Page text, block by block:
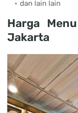
dan lain lain
Harga Menu
Jakarta